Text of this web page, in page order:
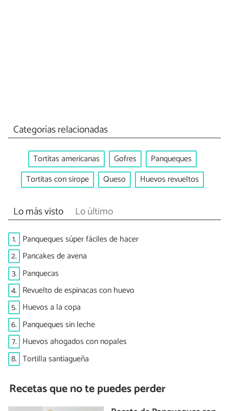
Categorías relacionadas
Tortitas americanas Gofres
Panqueques
Tortitas con sirope
Queso Huevos revueltos
Lo más visto Lo último
1. Panqueques súper fáciles de hacer
2. Pancakes de avena
3. Panquecas
4. Revuelto de espinacas con huevo
5. Huevos a la copa
6. Panqueques sin leche
7. Huevos ahogados con nopales
8. Tortilla santiagueña
Recetas que no te puedes perder